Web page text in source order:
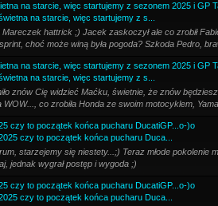
na starcie, więc startujemy z sezonem 2025 i GP
na starcie, więc startujemy z s...
Mareczek hattrick ;) Jacek zaskoczył ale co zrobił
choć może winą była pogoda? Szkoda Pedro,
na starcie, więc startujemy z sezonem 2025 i GP
na starcie, więc startujemy z s...
znów Cię widzieć Maćku, świetnie, że znów
co zrobiła Honda ze swoim motocyklem,
czy to początek końca pucharu DucatiGP...o-)o
czy to początek końca pucharu Duca...
starzejemy się niestety...;) Teraz młode pokolenie
jednak wygrał postęp i wygoda ;)
czy to początek końca pucharu DucatiGP...o-)o
czy to początek końca pucharu Duca...